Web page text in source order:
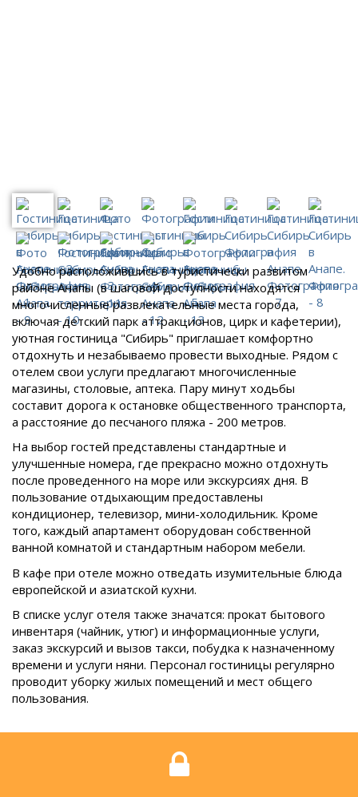
Удобно расположившись в туристически развитом
районе Анапы (в шаговой доступности находятся
многочисленные развлекательные места города,
включая детский парк аттракционов, цирк и кафетерии),
уютная гостиница "Сибирь" приглашает комфортно
отдохнуть и незабываемо провести выходные. Рядом с
отелем свои услуги предлагают многочисленные
магазины, столовые, аптека. Пару минут ходьбы
составит дорога к остановке общественного транспорта,
а расстояние до песчаного пляжа - 200 метров.
На выбор гостей представлены стандартные и
улучшенные номера, где прекрасно можно отдохнуть
после проведенного на море или экскурсиях дня. В
пользование отдыхающим предоставлены
кондиционер, телевизор, мини-холодильник. Кроме
того, каждый апартамент оборудован собственной
ванной комнатой и стандартным набором мебели.
В кафе при отеле можно отведать изумительные блюда
европейской и азиатской кухни.
В списке услуг отеля также значатся: прокат бытового
инвентаря (чайник, утюг) и информационные услуги,
заказ экскурсий и вызов такси, побудка к назначенному
времени и услуги няни. Персонал гостиницы регулярно
проводит уборку жилых помещений и мест общего
пользования.